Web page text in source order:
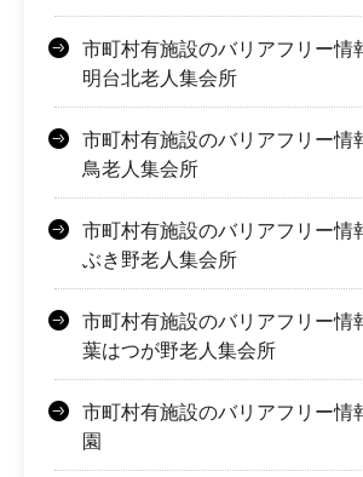
市町村有施設のバリアフリー
明台北老人集会所
市町村有施設のバリアフリー
鳥老人集会所
市町村有施設のバリアフリー
ぶき野老人集会所
市町村有施設のバリアフリー
葉はつが野老人集会所
市町村有施設のバリアフリー
園